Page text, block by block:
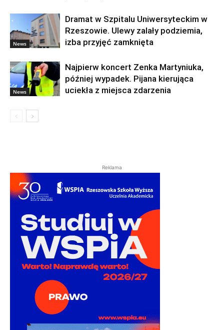
News
Dramat w Szpitalu Uniwersyteckim w
Rzeszowie. Ulewy zalały podziemia,
izba przyjęć zamknięta
News
Najpierw koncert Zenka Martyniuka,
później wypadek. Pijana kierująca
uciekła z miejsca zdarzenia
Reklama